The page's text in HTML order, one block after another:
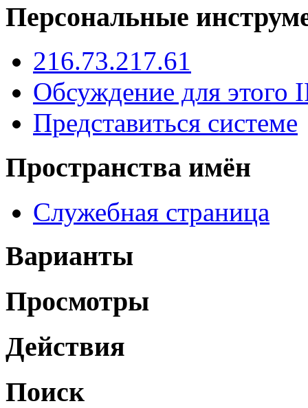
Персональные
216.73.217.61
Обсуждение для этого
Представиться системе
Пространства имён
Служебная страница
Варианты
Просмотры
Действия
Поиск